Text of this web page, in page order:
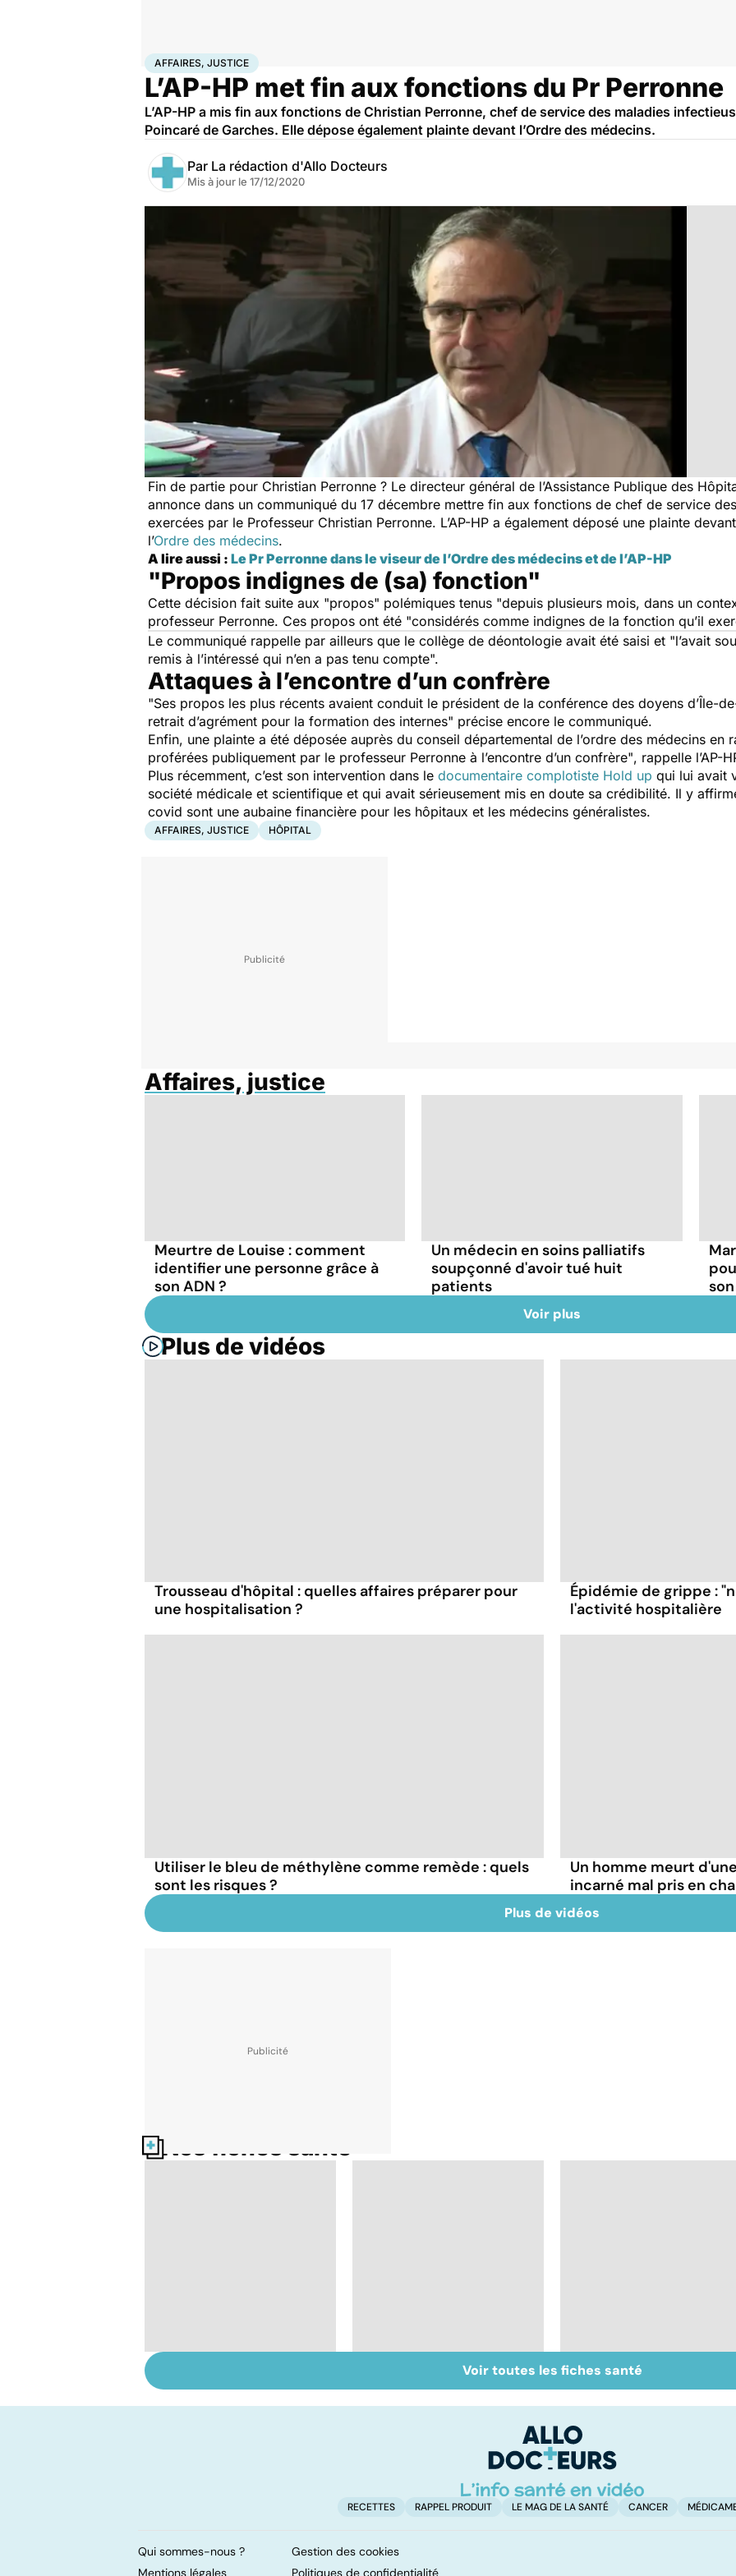
AccueilSanté SociétéJustice
AFFAIRES, JUSTICE
L’AP-HP met fin aux fonctions du Pr Perronne
L’AP-HP a mis fin aux fonctions de Christian Perronne, chef de service des maladies
Poincaré de Garches. Elle dépose également plainte devant l’Ordre des médecins.
Par La rédaction d'Allo Docteurs
Mis à jour le 17/12/2020
Fin de partie pour Christian Perronne ? Le directeur général de l’Assistance Publique des
annonce dans un communiqué du 17 décembre mettre fin aux fonctions de chef de service
exercées par le Professeur Christian Perronne. L’AP-HP a également déposé une plainte
l’Ordre des médecins.
A lire aussi : Le Pr Perronne dans le viseur de l’Ordre des médecins et de l’AP-HP
"Propos indignes de (sa) fonction"
Cette décision fait suite aux "propos" polémiques tenus "depuis plusieurs mois, dans un
professeur Perronne. Ces propos ont été "considérés comme indignes de la fonction qu’il
Le communiqué rappelle par ailleurs que le collège de déontologie avait été saisi et "l’avait
remis à l’intéressé qui n’en a pas tenu compte".
Attaques à l’encontre d’un confrère
"Ses propos les plus récents avaient conduit le président de la conférence des doyens d’Île-
retrait d’agrément pour la formation des internes" précise encore le communiqué.
Enfin, une plainte a été déposée auprès du conseil départemental de l’ordre des médecins en
proférées publiquement par le professeur Perronne à l’encontre d’un confrère", rappelle l’AP-
Plus récemment, c’est son intervention dans le documentaire complotiste Hold up qui lui avait
société médicale et scientifique et qui avait sérieusement mis en doute sa crédibilité. Il y
covid sont une aubaine financière pour les hôpitaux et les médecins généralistes.
AFFAIRES, JUSTICE HÔPITAL
Affaires, justice
Meurtre de Louise : comment
identifier une personne grâce à
son ADN ?
Un médecin en soins palliatifs
soupçonné d'avoir tué huit
patients
Voir plus
Plus de vidéos
Trousseau d'hôpital : quelles affaires préparer pour
une hospitalisation ?
Épidémie de grippe :
l'activité hospitalière
Utiliser le bleu de méthylène comme remède : quels
sont les risques ?
Un homme meurt
incarné mal pris en
Plus de vidéos
Nos fiches santé
une bactérie sous
Mediator® : le début
d'une enquête
Qu'est-ce que le
coma ?
Voir toutes les fiches santé
RECETTES RAPPEL PRODUIT LE MAG DE LA SANTÉ CANCER
Qui sommes-nous ?
Gestion des cookies
Mentions légales
Politiques de confidentialité